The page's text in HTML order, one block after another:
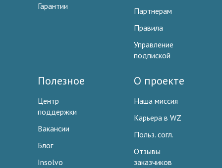
Гарантии
Партнерам
Правила
Управление
подпиской
Полезное
Центр
поддержки
Вакансии
Блог
Insolvo
О проекте
Наша миссия
Карьера в WZ
Польз. согл.
Отзывы
заказчиков